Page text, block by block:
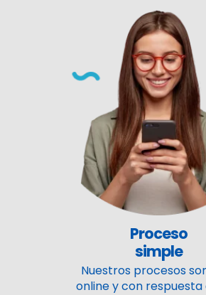
Proceso
simple
Nuestros procesos
online y con respuesta